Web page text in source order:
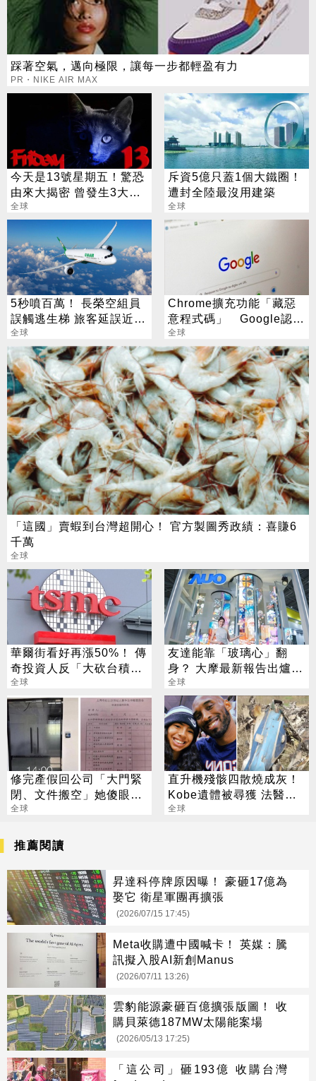
踩著空氣，邁向極限，讓每一步都輕盈有力
PR・NIKE AIR MAX
今天是13號星期五！驚恐
由來大揭密 曾發生3大重
災
全球
斥資5億只蓋1個大鐵圈！
遭封全陸最沒用建築
全球
5秒噴百萬！ 長榮空組員
誤觸逃生梯 旅客延誤近兩
小時換機
全球
Chrome擴充功能「藏惡
意程式碼」 Google認
了：已下架
全球
「這國」賣蝦到台灣超開心！ 官方製圖秀政績：喜賺6
千萬
全球
華爾街看好再漲50%！ 傳
奇投資人反「大砍台積
電」？ 外媒揭關鍵
全球
友達能靠「玻璃心」翻
身？ 大摩最新報告出爐
目標價也曝光
全球
修完產假回公司「大門緊
閉、文件搬空」她傻眼：
連人都不見
全球
直升機殘骸四散燒成灰！
Kobe遺體被尋獲 法醫證
實身分
全球
推薦閱讀
昇達科停牌原因曝！ 豪砸17億為
娶它 衛星軍團再擴張
(2026/07/15 17:45)
Meta收購遭中國喊卡！ 英媒：騰
訊擬入股AI新創Manus
(2026/07/11 13:26)
雲豹能源豪砸百億擴張版圖！ 收
購貝萊德187MW太陽能案場
(2026/05/13 17:25)
「這公司」砸193億 收購台灣